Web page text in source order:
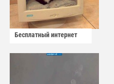
Бесплатный интернет